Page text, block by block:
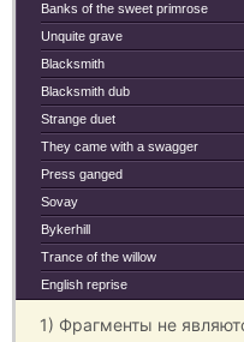
Banks of the sweet primrose
Unquite grave
Blacksmith
Blacksmith dub
Strange duet
They came with a swagger
Press ganged
Sovay
Bykerhill
Trance of the willow
English reprise
1) Фрагменты не